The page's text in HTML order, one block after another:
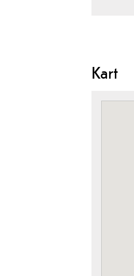
Kart